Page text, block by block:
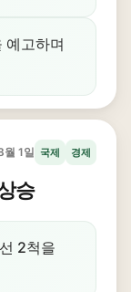
예고하며
1일 국제 경제
승
2척을